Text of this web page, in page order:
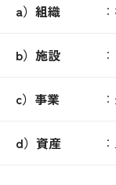
a）組織 ：
b）施設 ：
c）事業 ：
d）資産 ：